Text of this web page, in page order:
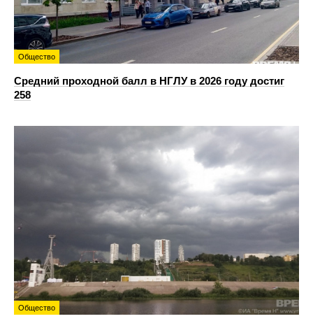
Общество
Средний проходной балл в НГЛУ в 2026 году достиг
258
Общество